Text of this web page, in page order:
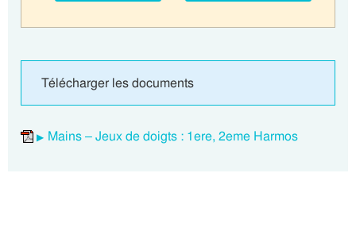
Télécharger les documents
Mains – Jeux de doigts : 1ere, 2eme Harmos